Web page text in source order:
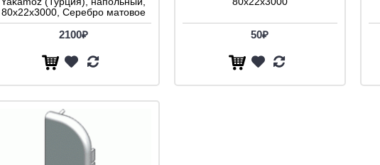
80x22x3000, Серебро матовое
2100₽ 50₽